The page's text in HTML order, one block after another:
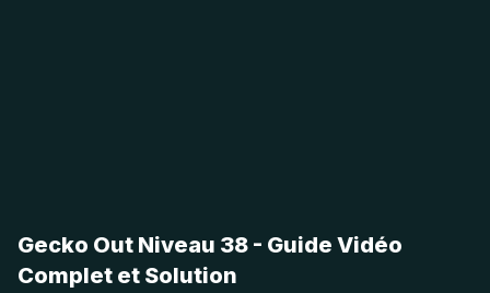
Gecko Out Niveau 38 - Guide Vidéo
Complet et Solution